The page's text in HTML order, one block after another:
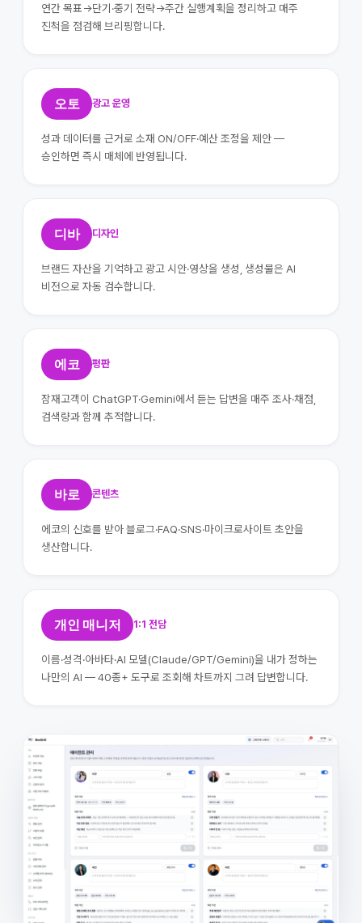
연간 목표→단기·중기 전략→주간 실행계획을 정리하고 매주
진척을 점검해 브리핑합니다.
오토 광고 운영
성과 데이터를 근거로 소재 ON/OFF·예산 조정을 제안 —
승인하면 즉시 매체에 반영됩니다.
디바 디자인
브랜드 자산을 기억하고 광고 시안·영상을 생성, 생성물은 AI
비전으로 자동 검수합니다.
에코 평판
잠재고객이 ChatGPT·Gemini에서 듣는 답변을 매주 조사·채점,
검색량과 함께 추적합니다.
바로 콘텐츠
에코의 신호를 받아 블로그·FAQ·SNS·마이크로사이트 초안을
생산합니다.
개인 매니저 1:1 전담
이름·성격·아바타·AI 모델(Claude/GPT/Gemini)을 내가 정하는
나만의 AI — 40종+ 도구로 조회해 차트까지 그려 답변합니다.